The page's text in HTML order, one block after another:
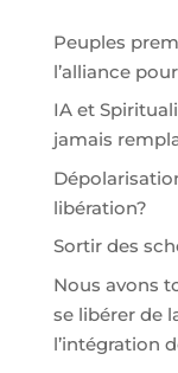
Peuples
l’alliance
IA et
jamais
libération?
Sortir des
Nous avons
se libérer de
l’intégration